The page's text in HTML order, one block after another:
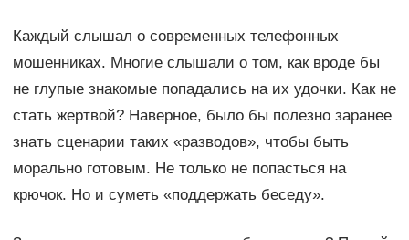
Каждый слышал о современных телефонных
мошенниках. Многие слышали о том, как вроде бы
не глупые знакомые попадались на их удочки. Как не
стать жертвой? Наверное, было бы полезно заранее
знать сценарии таких «разводов», чтобы быть
морально готовым. Не только не попасться на
крючок. Но и суметь «поддержать беседу».